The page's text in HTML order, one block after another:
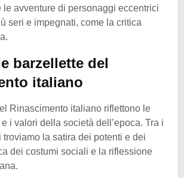
le avventure di personaggi eccentrici
seri e impegnati, come la critica
barzellette del
italiano
Rinascimento italiano riflettono le
i valori della società dell’epoca. Tra i
troviamo la satira dei potenti e dei
dei costumi sociali e la riflessione